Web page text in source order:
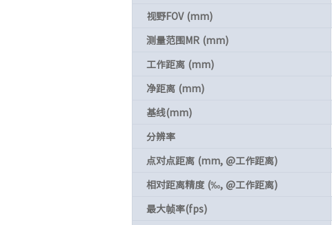
视野FOV (mm)
测量范围MR (mm)
工作距离 (mm)
净距离 (mm)
基线(mm)
分辨率
点对点距离 (mm, @工作距离)
相对距离精度 (‰, @工作距离)
最大帧率(fps)